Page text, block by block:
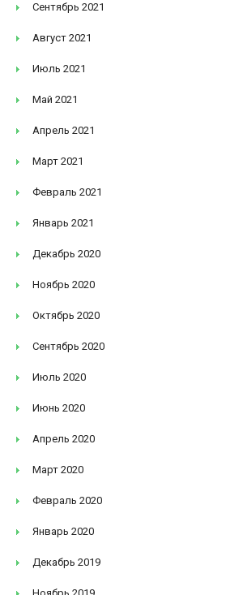
Сентябрь 2021
Август 2021
Июль 2021
Май 2021
Апрель 2021
Март 2021
Февраль 2021
Январь 2021
Декабрь 2020
Ноябрь 2020
Октябрь 2020
Сентябрь 2020
Июль 2020
Июнь 2020
Апрель 2020
Март 2020
Февраль 2020
Январь 2020
Декабрь 2019